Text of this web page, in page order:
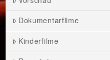
Dokumentarfilme
Kinderfilme